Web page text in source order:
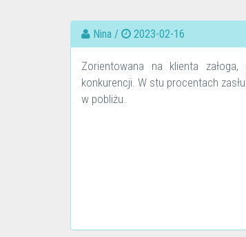
Nina / 2023-02-16
Zorientowana na klienta
konkurencji. W stu procentach
w pobliżu.